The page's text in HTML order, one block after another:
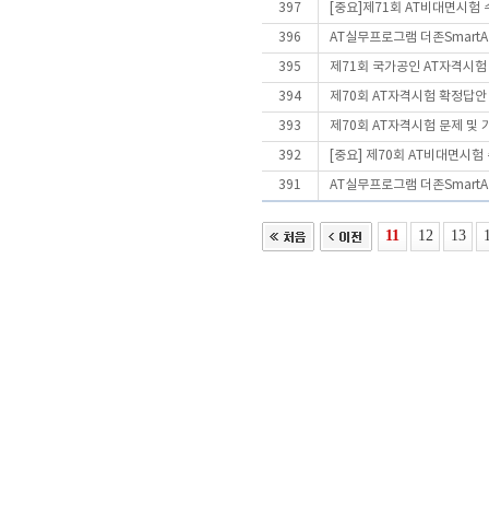
397 [중요]제71회 AT비대면시험
396 AT실무프로그램 더존
395 제71회 국가공인 AT자격시
394 제70회 AT자격시험 확정답
393 제70회 AT자격시험 문제 및
392 [중요] 제70회 AT비대면시험
391 AT실무프로그램 더존
11 12 13